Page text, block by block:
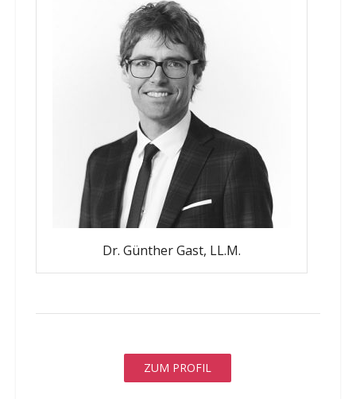
Dr. Günther Gast, LL.M.
ZUM PROFIL